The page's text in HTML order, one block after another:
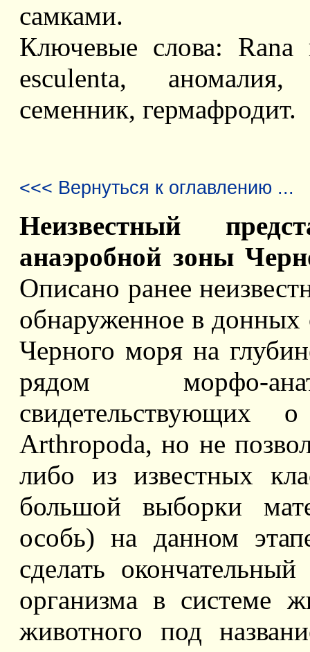
самками.
Ключевые слова:
esculenta,
семенник, гермафродит.
<<< Вернуться к оглавлению ...
Неизвестный
анаэробной зоны
Описано ранее
обнаруженное в донных
Черного моря на
рядом морфо-
Arthropoda, но не
либо из известных
большой выборки
особь) на данном
сделать
организма в системе
животного под